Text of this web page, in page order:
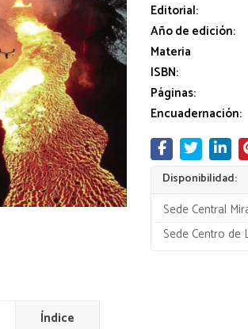
Editorial:
Año de edición:
Materia
ISBN:
Páginas:
Encuadernación:
Disponibilidad:
Sede Central
Sede Centro de
Índice